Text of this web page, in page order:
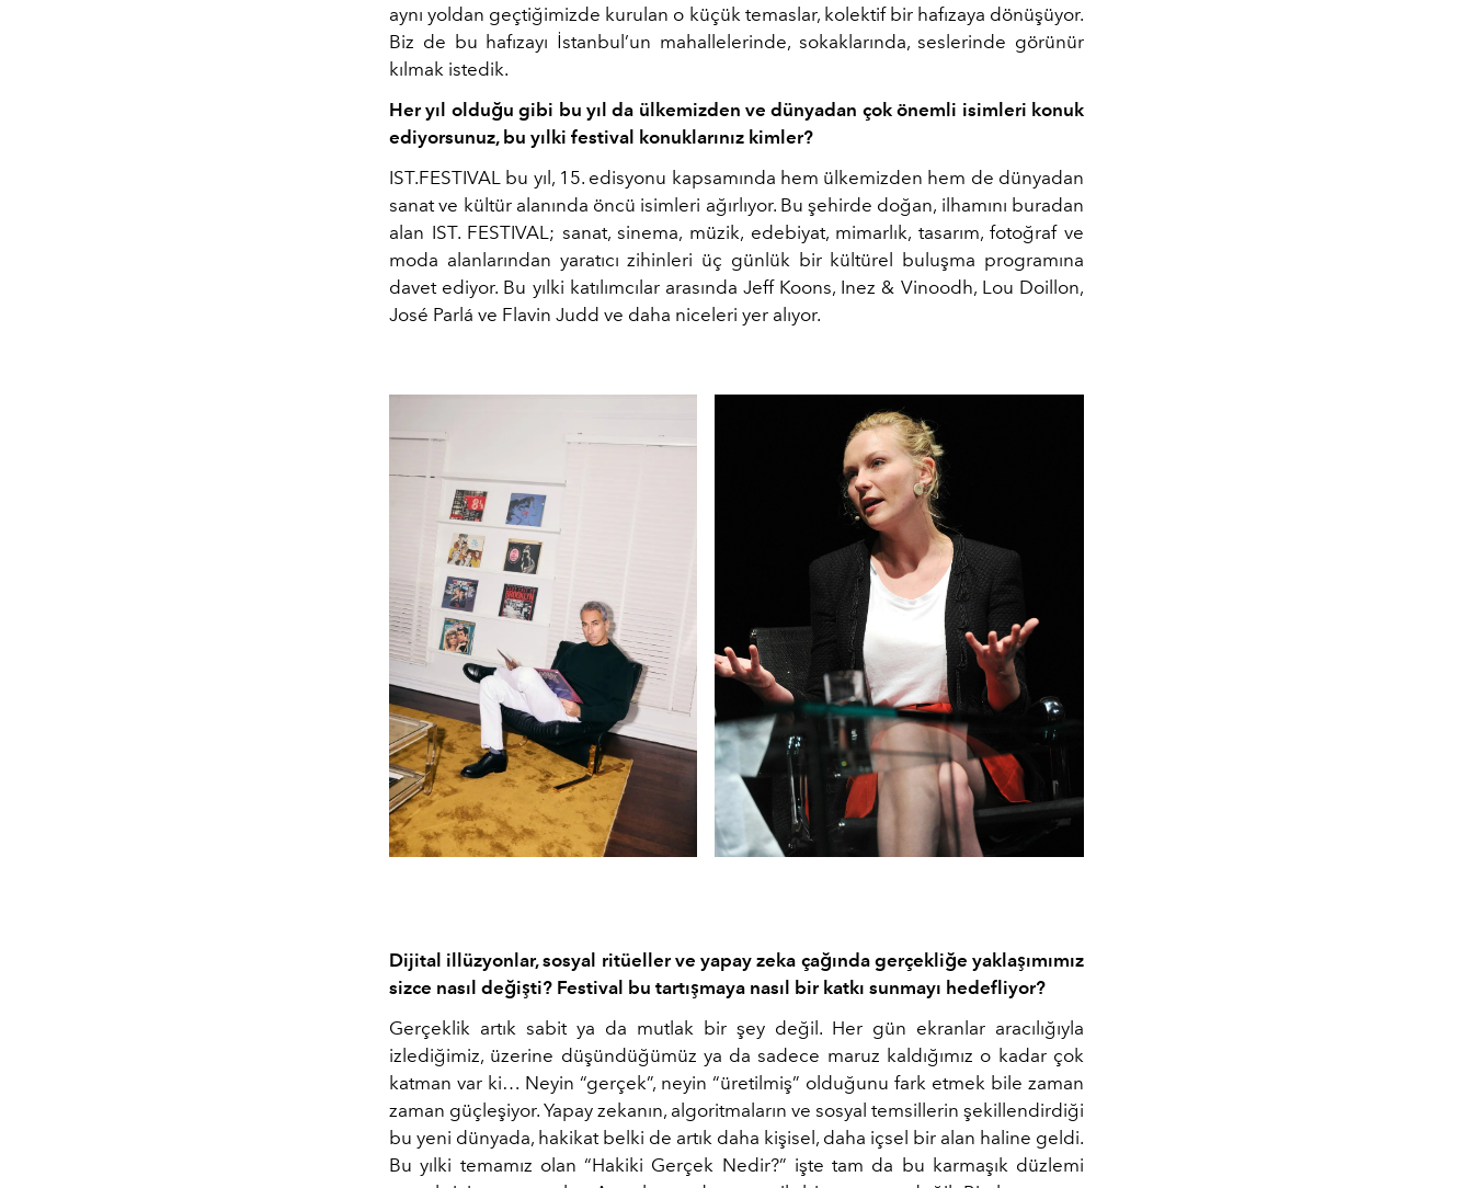
aynı yoldan geçtiğimizde kurulan o küçük temaslar, kolektif bir hafızaya dönüşüyor.
Biz de bu hafızayı İstanbul’un mahallelerinde, sokaklarında, seslerinde görünür
kılmak istedik.
Her yıl olduğu gibi bu yıl da ülkemizden ve dünyadan çok önemli isimleri konuk
ediyorsunuz, bu yılki festival konuklarınız kimler?
IST.FESTIVAL bu yıl, 15. edisyonu kapsamında hem ülkemizden hem de dünyadan
sanat ve kültür alanında öncü isimleri ağırlıyor. Bu şehirde doğan, ilhamını buradan
alan IST. FESTIVAL; sanat, sinema, müzik, edebiyat, mimarlık, tasarım, fotoğraf ve
moda alanlarından yaratıcı zihinleri üç günlük bir kültürel buluşma programına
davet ediyor. Bu yılki katılımcılar arasında Jeff Koons, Inez & Vinoodh, Lou Doillon,
José Parlá ve Flavin Judd ve daha niceleri yer alıyor.
Dijital illüzyonlar, sosyal ritüeller ve yapay zeka çağında gerçekliğe yaklaşımımız
sizce nasıl değişti? Festival bu tartışmaya nasıl bir katkı sunmayı hedefliyor?
Gerçeklik artık sabit ya da mutlak bir şey değil. Her gün ekranlar aracılığıyla
izlediğimiz, üzerine düşündüğümüz ya da sadece maruz kaldığımız o kadar çok
katman var ki… Neyin “gerçek”, neyin “üretilmiş” olduğunu fark etmek bile zaman
zaman güçleşiyor. Yapay zekanın, algoritmaların ve sosyal temsillerin şekillendirdiği
bu yeni dünyada, hakikat belki de artık daha kişisel, daha içsel bir alan haline geldi.
Bu yılki temamız olan “Hakiki Gerçek Nedir?” işte tam da bu karmaşık düzlemi